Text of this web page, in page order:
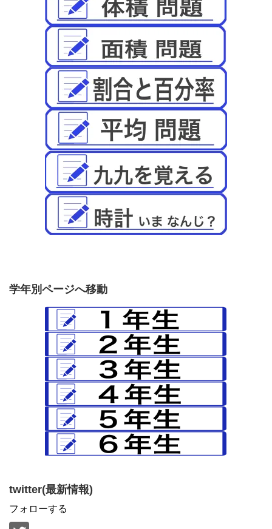
学年別ページへ移動
twitter(最新情報)
フォローする